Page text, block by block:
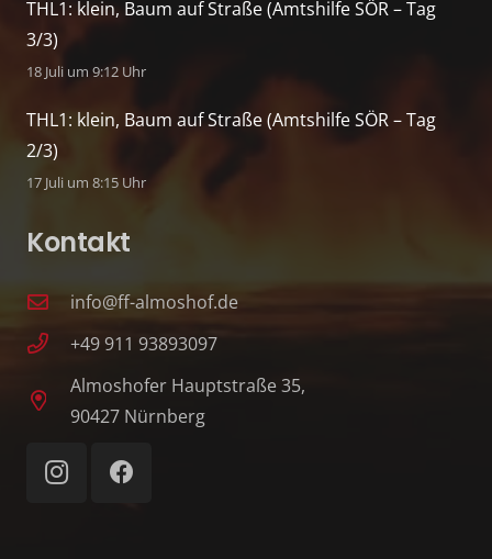
THL1: klein, Baum auf Straße (Amtshilfe SÖR – Tag
3/3)
18 Juli um 9:12 Uhr
THL1: klein, Baum auf Straße (Amtshilfe SÖR – Tag
2/3)
17 Juli um 8:15 Uhr
Kontakt
info@ff-almoshof.de
+49 911 93893097
Almoshofer Hauptstraße 35,
90427 Nürnberg